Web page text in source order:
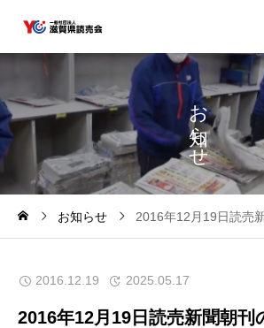
お
ら
せ
お知らせ 2016年12月19日読売
2016.12.19 2025.05.17
2016年12月19日読売新聞朝刊